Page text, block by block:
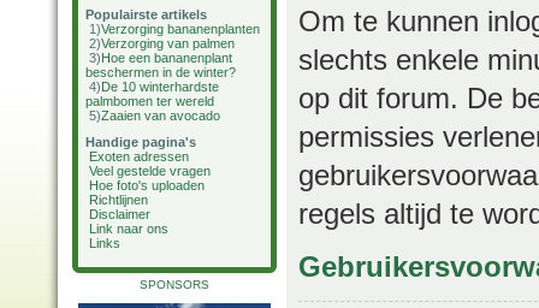
Populairste artikels
1)Verzorging bananenplanten
2)Verzorging van palmen
3)Hoe een bananenplant
beschermen in de winter?
4)De 10 winterhardste
palmbomen ter wereld
5)Zaaien van avocado
Handige pagina's
Exoten adressen
Veel gestelde vragen
Hoe foto's uploaden
Richtlijnen
Disclaimer
Link naar ons
Links
SPONSORS
Om te kunnen
slechts enkele
op dit forum. De
permissies
regels altijd te